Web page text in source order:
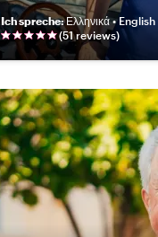
Ich spreche:Ελληνικά • English
(51reviews)